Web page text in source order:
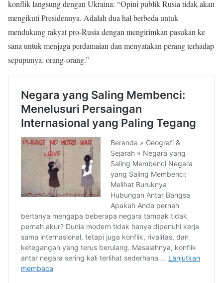
konflik langsung dengan Ukraina: “Opini publik Rusia tidak akan
mengikuti Presidennya. Adalah dua hal berbeda untuk
mendukung rakyat pro-Rusia dengan mengirimkan pasukan ke
sana untuk menjaga perdamaian dan menyatakan perang terhadap
sepupunya. orang-orang.”